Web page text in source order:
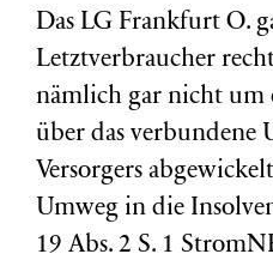
Das LG Frankfurt O.
Letztverbraucher
nämlich gar nicht um
über das verbundene
Versorgers
Umweg in die
19 Abs. 2 S. 1